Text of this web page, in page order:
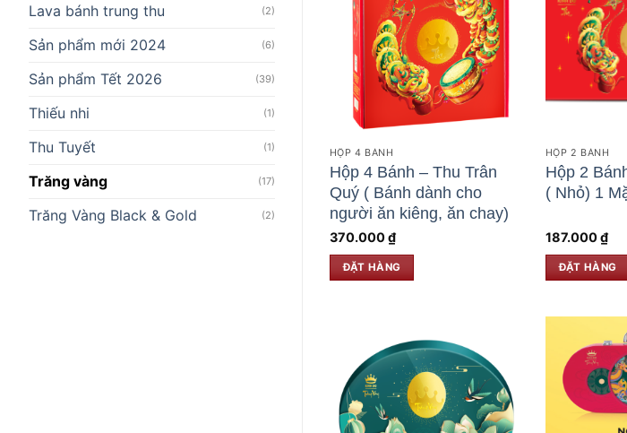
Lava bánh trung thu (2)
Sản phẩm mới 2024 (6)
Sản phẩm Tết 2026 (39)
Thiếu nhi (1)
Thu Tuyết (1)
Trăng vàng (17)
Trăng Vàng Black & Gold (2)
HỘP 4 BÁNH
Hộp 4 Bánh – Thu Trân
Quý ( Bánh dành cho
người ăn kiêng, ăn chay)
370.000₫
ĐẶT HÀNG
HỘP 2 BÁNH
Hộp 2
( Nhỏ) 1
187.000₫
ĐẶT HÀNG